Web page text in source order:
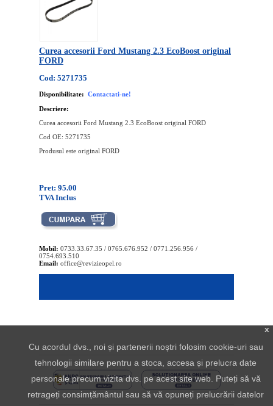
Curea accesorii Ford Mustang 2.3 EcoBoost original
FORD
Cod: 5271735
Disponibilitate: Contactati-ne!
Descriere:
Curea accesorii Ford Mustang 2.3 EcoBoost original FORD
Cod OE: 5271735
Produsul este original FORD
Pret: 95.00
TVA Inclus
Mobil: 0733.33.67.35 / 0765.676.952 / 0771.256.956 /
0754.693.510
Email: office@revizieopel.ro
x
Cu acordul dvs., noi și partenerii noștri folosim cookie-uri sau
tehnologii similare pentru a stoca, accesa și prelucra date
personale precum vizita dvs. pe acest site web. Puteți să vă
retrageți consimțământul sau să vă opuneți prelucrării datelor